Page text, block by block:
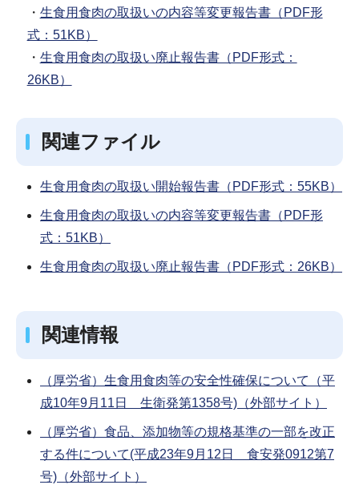
・ 生食用食肉の取扱いの内容等変更報告書（PDF形
式：51KB）
・ 生食用食肉の取扱い廃止報告書（PDF形式：
26KB）
関連ファイル
生食用食肉の取扱い開始報告書（PDF形式：55KB）
生食用食肉の取扱いの内容等変更報告書（PDF形
式：51KB）
生食用食肉の取扱い廃止報告書（PDF形式：26KB）
関連情報
（厚労省）生食用食肉等の安全性確保について（平
成10年9月11日 生衛発第1358号)（外部サイト）
（厚労省）食品、添加物等の規格基準の一部を改正
する件について(平成23年9月12日 食安発0912第7
号)（外部サイト）